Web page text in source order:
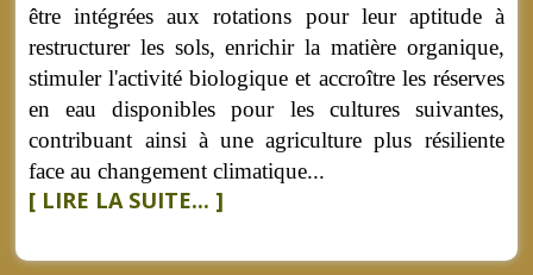
être intégrées aux rotations pour leur aptitude à
restructurer les sols, enrichir la matière organique,
stimuler l'activité biologique et accroître les réserves
en eau disponibles pour les cultures suivantes,
contribuant ainsi à une agriculture plus résiliente
face au changement climatique...
[ LIRE LA SUITE... ]